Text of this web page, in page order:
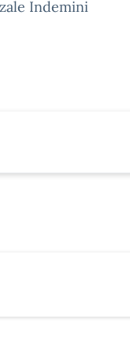
Indemini